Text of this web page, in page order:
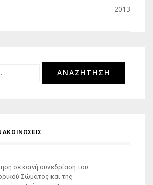
2013
σε κοινή συνεδρίαση του
Σώματος και της